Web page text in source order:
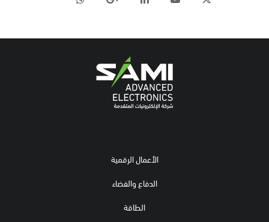
الأعمال الرقمية
الدفاع والفضاء
الطاقة